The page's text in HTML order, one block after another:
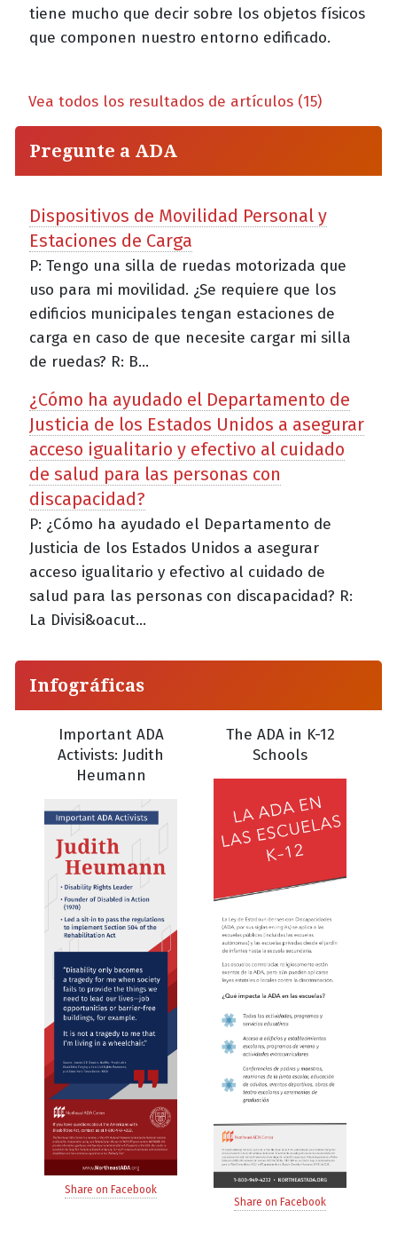
tiene mucho que decir sobre los objetos físicos
que componen nuestro entorno edificado.
Vea todos los resultados de artículos (15)
Pregunte a ADA
Dispositivos de Movilidad Personal y
Estaciones de Carga
P: Tengo una silla de ruedas motorizada que
uso para mi movilidad. ¿Se requiere que los
edificios municipales tengan estaciones de
carga en caso de que necesite cargar mi silla
de ruedas? R: B...
¿Cómo ha ayudado el Departamento de
Justicia de los Estados Unidos a asegurar
acceso igualitario y efectivo al cuidado
de salud para las personas con
discapacidad?
P: ¿Cómo ha ayudado el Departamento de
Justicia de los Estados Unidos a asegurar
acceso igualitario y efectivo al cuidado de
salud para las personas con discapacidad? R:
La Divisi&oacut...
Infográficas
Important ADA
Activists: Judith
Heumann
Share on Facebook
The ADA in K-12
Schools
Share on Facebook